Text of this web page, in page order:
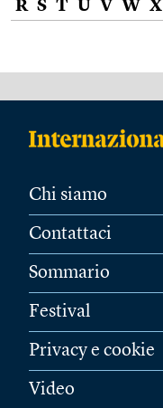
R S T U V W X
Chi siamo
Contattaci
Sommario
Festival
Privacy e cookie
Video